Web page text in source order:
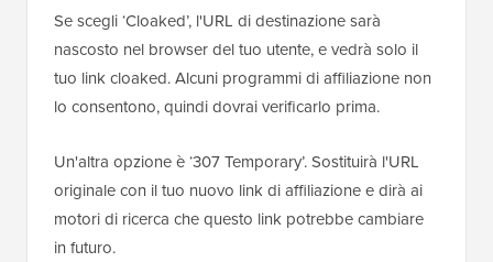
Se scegli ‘Cloaked’, l'URL di destinazione sarà
nascosto nel browser del tuo utente, e vedrà solo il
tuo link cloaked. Alcuni programmi di affiliazione non
lo consentono, quindi dovrai verificarlo prima.
Un'altra opzione è ‘307 Temporary’. Sostituirà l'URL
originale con il tuo nuovo link di affiliazione e dirà ai
motori di ricerca che questo link potrebbe cambiare
in futuro.